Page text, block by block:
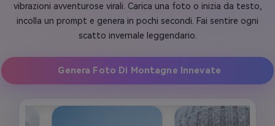
vibrazioni avventurose virali. Carica una foto o inizia da testo,
incolla un prompt e genera in pochi secondi. Fai sentire ogni
scatto invernale leggendario.
Genera Foto Di Montagne Innevate